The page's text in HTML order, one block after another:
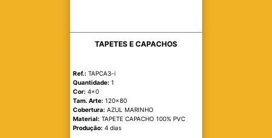
TAPETES E CAPACHOS
Ref.: TAPCA3-i
Quantidade: 1
Cor: 4x0
Tam. Arte: 120x80
Cobertura: AZUL MARINHO
Material: TAPETE CAPACHO 100% PVC
Produção: 4 dias